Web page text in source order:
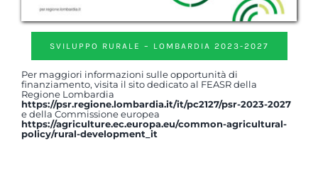
SVILUPPO RURALE – LOMBARDIA 2023-2027
Per maggiori informazioni sulle opportunità di
finanziamento, visita il sito dedicato al FEASR della
Regione Lombardia
https://psr.regione.lombardia.it/it/pc2127/psr-2023-2027
e della Commissione europea
https://agriculture.ec.europa.eu/common-agricultural-
policy/rural-development_it